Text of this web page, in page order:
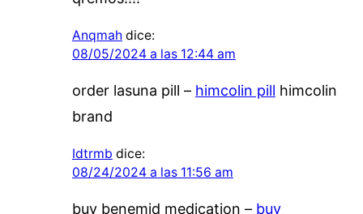
Anqmah dice:
08/05/2024 a las 12:44 am
order lasuna pill – himcolin pill himcolin
brand
Idtrmb dice:
08/24/2024 a las 11:56 am
buy benemid medication – buy